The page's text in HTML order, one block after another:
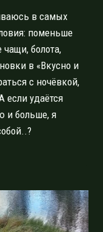
в самых
поменьше
болота,
в «Вкусно и
с ночёвкой,
если удаётся
и больше, я